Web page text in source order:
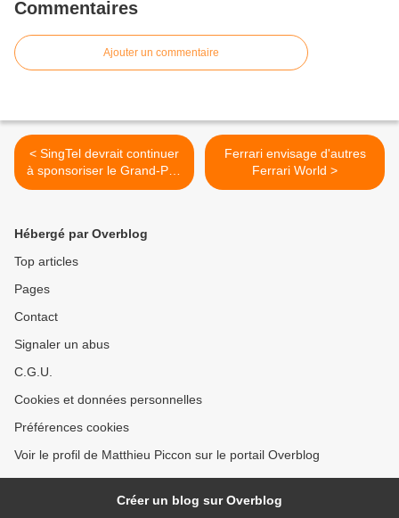
Commentaires
Ajouter un commentaire
< SingTel devrait continuer
à sponsoriser le Grand-Prix
de Singapour
Ferrari envisage d'autres
Ferrari World >
Hébergé par Overblog
Top articles
Pages
Contact
Signaler un abus
C.G.U.
Cookies et données personnelles
Préférences cookies
Voir le profil de Matthieu Piccon sur le portail Overblog
Créer un blog sur Overblog